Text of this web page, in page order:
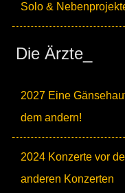
Solo &
Die Ärzte_
2027 Eine
dem andern!
2024 Konzerte vor
anderen Konzerten